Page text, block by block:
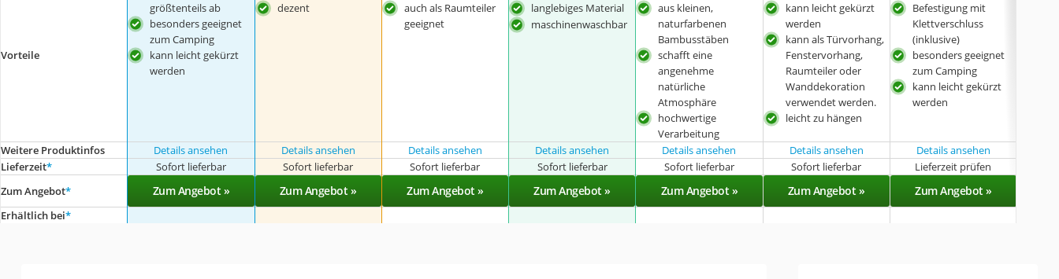
Vorteile
größtenteils ab
besonders geeignet
zum Camping
kann leicht gekürzt
werden
dezent
auch als Raumteiler
geeignet
langlebiges Material
maschinenwaschbar
aus kleinen,
naturfarbenen
Bambusstäben
schafft eine
angenehme
natürliche
Atmosphäre
hochwertige
Verarbeitung
kann leicht gekürzt
werden
kann als Türvorhang,
Fenstervorhang,
Raumteiler oder
Wanddekoration
verwendet werden.
leicht zu hängen
Befestigung mit
Klettverschluss
(inklusive)
besonders geeignet
zum Camping
kann leicht gekürzt
werden
Weitere Produktinfos Details ansehen Details ansehen Details ansehen Details ansehen Details ansehen Details ansehen Details ansehen
Lieferzeit* Sofort lieferbar Sofort lieferbar Sofort lieferbar Sofort lieferbar Sofort lieferbar Sofort lieferbar Lieferzeit prüfen
Zum Angebot* Zum Angebot » Zum Angebot » Zum Angebot » Zum Angebot » Zum Angebot » Zum Angebot » Zum Angebot »
Erhältlich bei*